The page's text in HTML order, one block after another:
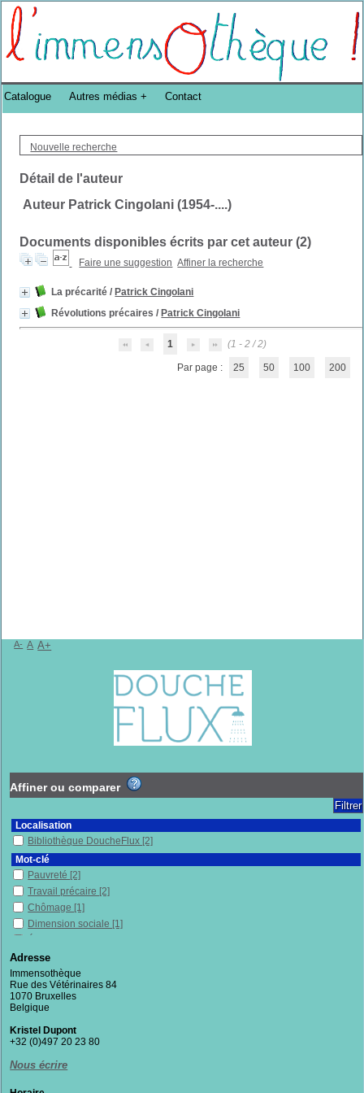
Bibliothèque DoucheFLUX Bibliotheek -->
Nouvelle recherche
Détail de l'auteur
Auteur Patrick Cingolani (1954-....)
Documents disponibles écrits par cet auteur (2)
Faire une suggestion Affiner la recherche
La précarité / Patrick Cingolani
Révolutions précaires / Patrick Cingolani
1 (1 - 2 / 2)
Par page : 25 50 100 200
Catalogue Autres médias Contact
A- A A+
Affiner ou comparer
Localisation
Bibliothèque DoucheFlux [2]
Mot-clé
Pauvreté [2]
Travail précaire [2]
Chômage [1]
Dimension sociale [1]
France
Précarité[1]
Solidarité[1]
Section
Adresse
Immensothèque
Rue des Vétérinaires 84
1070 Bruxelles
Belgique
Kristel Dupont
+32 (0)497 20 23 80
Nous écrire